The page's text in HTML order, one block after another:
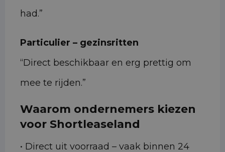
had.”
Particulier – gezinsritten
“Direct beschikbaar en erg prettig om
mee te rijden.”
Waarom ondernemers kiezen
voor Shortleaseland
• Direct uit voorraad – vaak binnen 24